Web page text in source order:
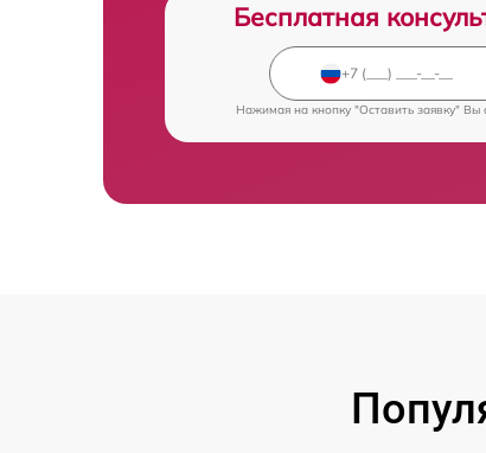
Бесплатная
Нажимая на кнопку "Оставить заявку" Вы